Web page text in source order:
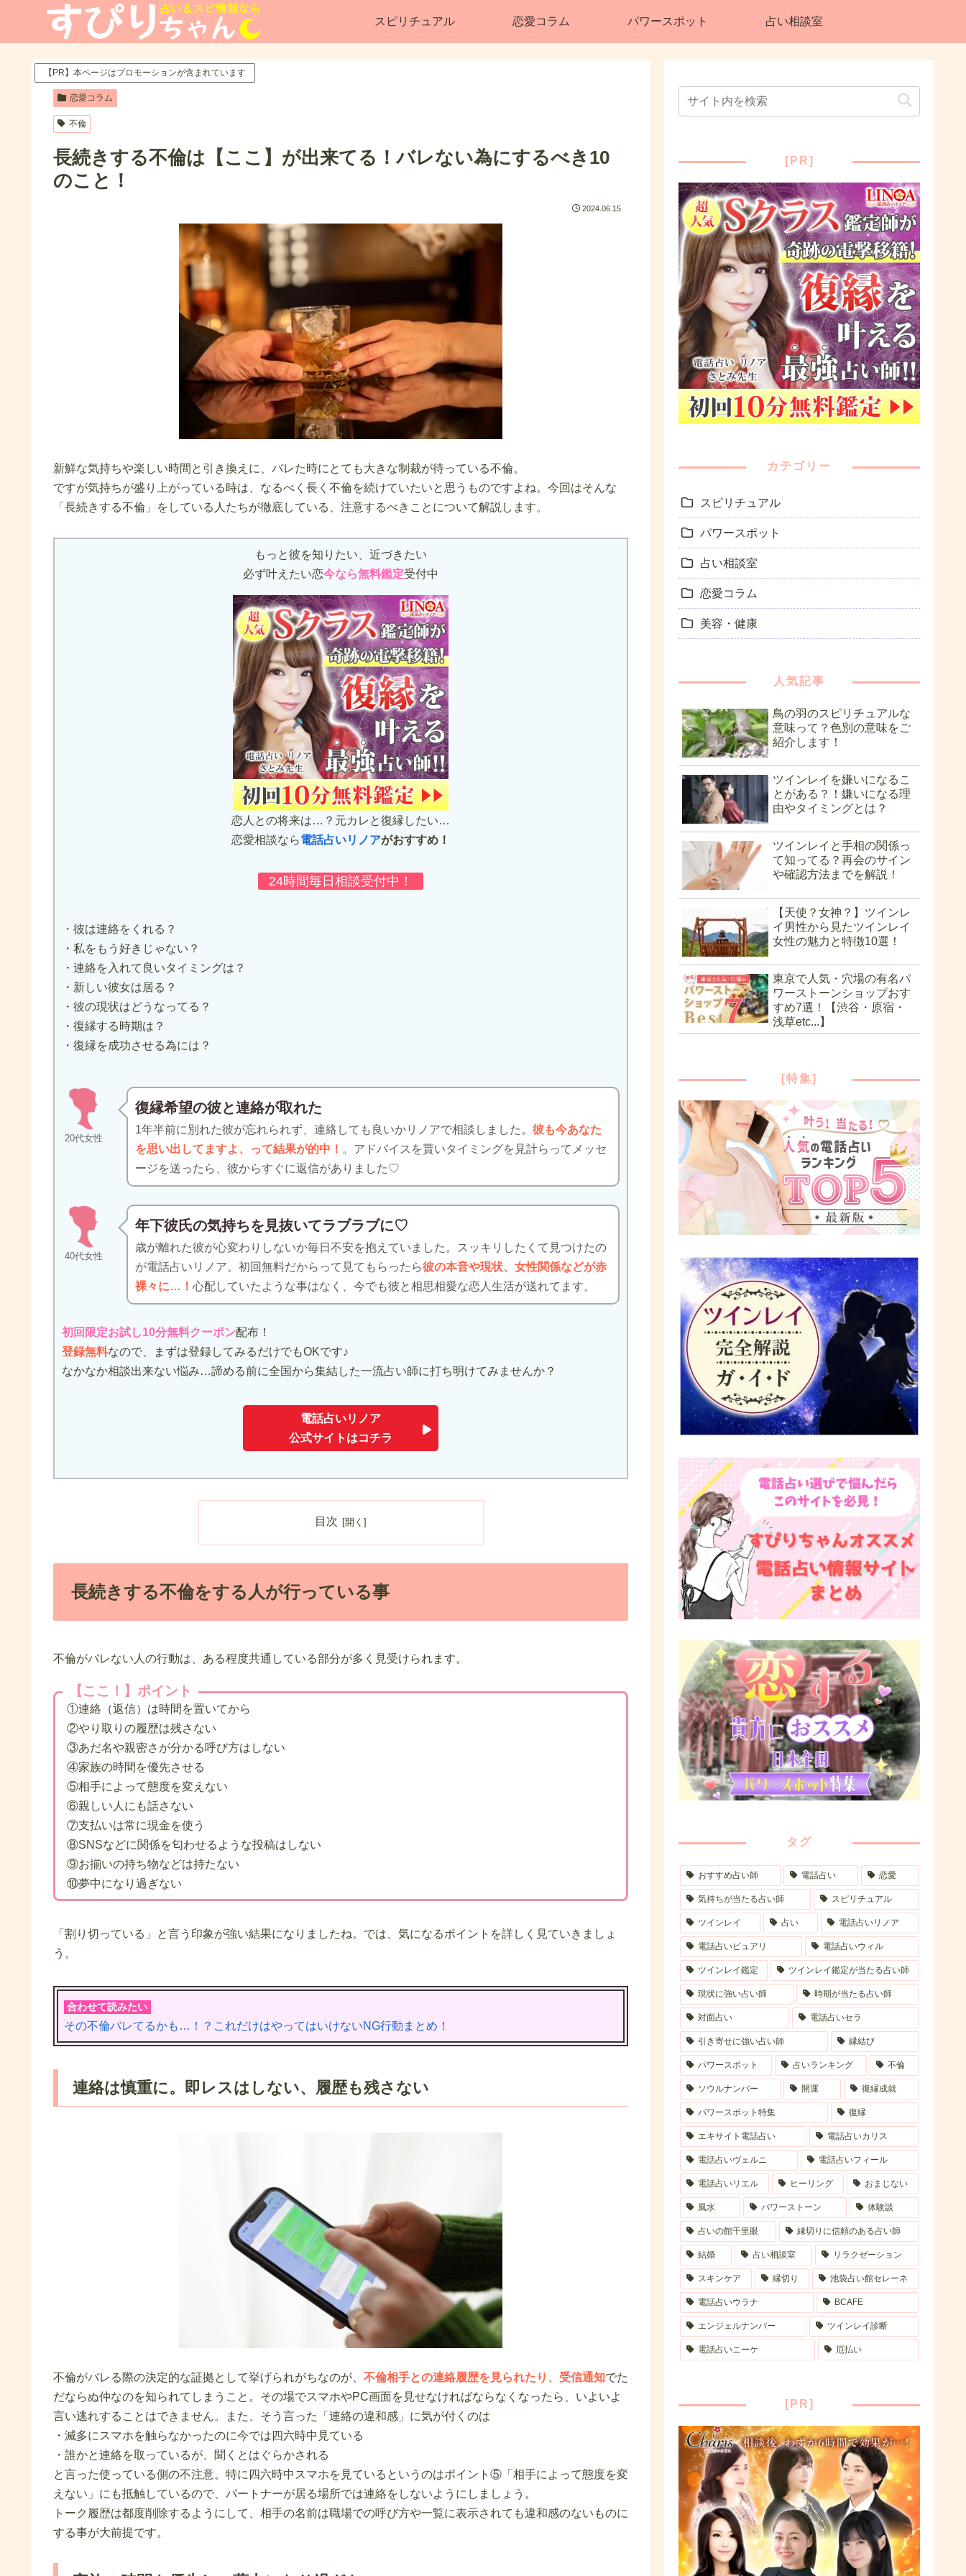
スピリチュアル 恋愛コラム パワースポット 占い相談室
【PR】本ページはプロモーションが含まれています
恋愛コラム
不倫
長続きする不倫は【ここ】が出来てる！バレない為にするべき10
のこと！
2024.06.15
新鮮な気持ちや楽しい時間と引き換えに、バレた時にとても大きな制裁が待っている不倫。
ですが気持ちが盛り上がっている時は、なるべく長く不倫を続けていたいと思うものですよね。今回はそんな
「長続きする不倫」をしている人たちが徹底している、注意するべきことについて解説します。
もっと彼を知りたい、近づきたい
必ず叶えたい恋今なら無料鑑定受付中
恋人との将来は…？元カレと復縁したい…
恋愛相談なら電話占いリノアがおすすめ！
24時間毎日相談受付中！
・彼は連絡をくれる？
・私をもう好きじゃない？
・連絡を入れて良いタイミングは？
・新しい彼女は居る？
・彼の現状はどうなってる？
・復縁する時期は？
・復縁を成功させる為には？
20代女性
復縁希望の彼と連絡が取れた
1年半前に別れた彼が忘れられず、連絡しても良いかリノアで相談しました。彼も今あなた
を思い出してますよ、って結果が的中！ 。アドバイスを貰いタイミングを見計らってメッセ
ージを送ったら、彼からすぐに返信がありました♡
40代女性
年下彼氏の気持ちを見抜いてラブラブに♡
歳が離れた彼が心変わりしないか毎日不安を抱えていました。スッキリしたくて見つけたの
が電話占いリノア。初回無料だからって見てもらったら彼の本音や現状、女性関係などが赤
裸々に…！心配していたような事はなく、今でも彼と相思相愛な恋人生活が送れてます。
初回限定お試し10分無料クーポン配布！
登録無料なので、まずは登録してみるだけでもOKです♪
なかなか相談出来ない悩み…諦める前に全国から集結した一流占い師に打ち明けてみませんか？
電話占いリノア
公式サイトはコチラ
目次
長続きする不倫をする人が行っている事
不倫がバレない人の行動は、ある程度共通している部分が多く見受けられます。
【ここ！】ポイント
①連絡（返信）は時間を置いてから
②やり取りの履歴は残さない
③あだ名や親密さが分かる呼び方はしない
④家族の時間を優先させる
⑤相手によって態度を変えない
⑥親しい人にも話さない
⑦支払いは常に現金を使う
⑧SNSなどに関係を匂わせるような投稿はしない
⑨お揃いの持ち物などは持たない
⑩夢中になり過ぎない
「割り切っている」と言う印象が強い結果になりましたね。では、気になるポイントを詳しく見ていきましょ
う。
合わせて読みたい
その不倫バレてるかも…！？これだけはやってはいけないNG行動まとめ！
連絡は慎重に。即レスはしない、履歴も残さない
不倫がバレる際の決定的な証拠として挙げられがちなのが、 不倫相手との連絡履歴を見られたり、受信通知でた
だならぬ仲なのを知られてしまうこと。その場でスマホやPC画面を見せなければならなくなったら、いよいよ
言い逃れすることはできません。また、そう言った「連絡の違和感」に気が付くのは
・滅多にスマホを触らなかったのに今では四六時中見ている
・誰かと連絡を取っているが、聞くとはぐらかされる
と言った使っている側の不注意。特に四六時中スマホを見ているというのはポイント⑤「相手によって態度を変
えない」にも抵触しているので、パートナーが居る場所では連絡をしないようにしましょう。
トーク履歴は都度削除するようにして、相手の名前は職場での呼び方や一覧に表示されても違和感のないものに
する事が大前提です。
[PR]
カテゴリー
スピリチュアル
パワースポット
占い相談室
恋愛コラム
美容・健康
人気記事
鳥の羽のスピリチュアルな
意味って？色別の意味をご
紹介します！
ツインレイを嫌いになるこ
とがある？！嫌いになる理
由やタイミングとは？
ツインレイと手相の関係っ
て知ってる？再会のサイン
や確認方法までを解説！
【天使？女神？】ツインレ
イ男性から見たツインレイ
女性の魅力と特徴10選！
東京で人気・穴場の有名パ
ワーストーンショップおす
すめ7選！【渋谷・原宿・
浅草etc...】
[特集]
タグ
おすすめ占い師 電話占い 恋愛
気持ちが当たる占い師 スピリチュアル
ツインレイ 占い 電話占いリノア
電話占いピュアリ 電話占いウィル
ツインレイ鑑定 ツインレイ鑑定が当たる占い師
現状に強い占い師 時期が当たる占い師
対面占い 電話占いセラ
引き寄せに強い占い師 縁結び
パワースポット 占いランキング 不倫
ソウルナンバー 開運 復縁成就
パワースポット特集 復縁
エキサイト電話占い 電話占いカリス
電話占いヴェルニ 電話占いフィール
電話占いリエル ヒーリング おまじない
風水 パワーストーン 体験談
占いの館千里眼 縁切りに信頼のある占い師
結婚 占い相談室 リラクゼーション
スキンケア 縁切り 池袋占い館セレーネ
電話占いウラナ BCAFE
エンジェルナンバー ツインレイ診断
電話占いニーケ 厄払い
[PR]